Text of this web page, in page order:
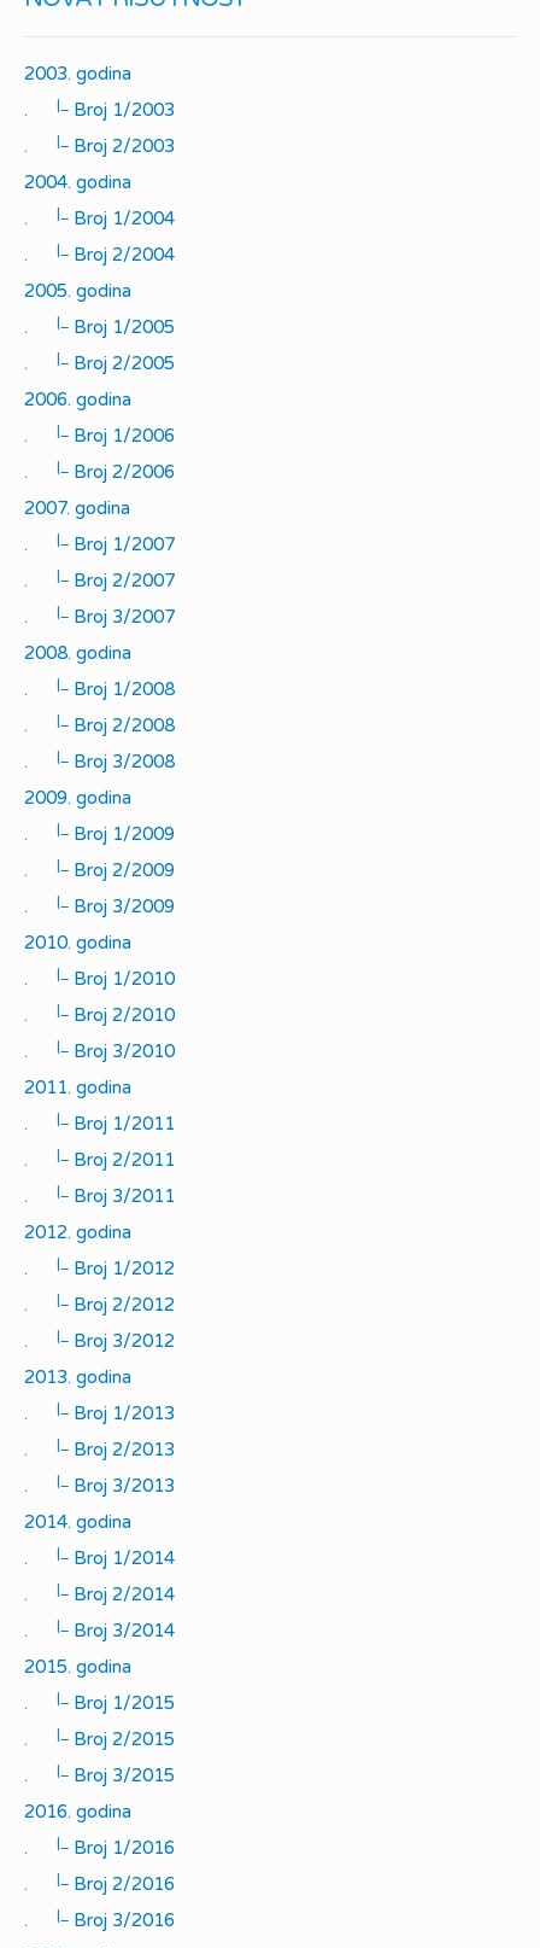
2003. godina
.
|_
Broj 1/2003
.
|_
Broj 2/2003
2004. godina
.
|_
Broj 1/2004
.
|_
Broj 2/2004
2005. godina
.
|_
Broj 1/2005
.
|_
Broj 2/2005
2006. godina
.
|_
Broj 1/2006
.
|_
Broj 2/2006
2007. godina
.
|_
Broj 1/2007
.
|_
Broj 2/2007
.
|_
Broj 3/2007
2008. godina
.
|_
Broj 1/2008
.
|_
Broj 2/2008
.
|_
Broj 3/2008
2009. godina
.
|_
Broj 1/2009
.
|_
Broj 2/2009
.
|_
Broj 3/2009
2010. godina
.
|_
Broj 1/2010
.
|_
Broj 2/2010
.
|_
Broj 3/2010
2011. godina
.
|_
Broj 1/2011
.
|_
Broj 2/2011
.
|_
Broj 3/2011
2012. godina
.
|_
Broj 1/2012
.
|_
Broj 2/2012
.
|_
Broj 3/2012
2013. godina
.
|_
Broj 1/2013
.
|_
Broj 2/2013
.
|_
Broj 3/2013
2014. godina
.
|_
Broj 1/2014
.
|_
Broj 2/2014
.
|_
Broj 3/2014
2015. godina
.
|_
Broj 1/2015
.
|_
Broj 2/2015
.
|_
Broj 3/2015
2016. godina
.
|_
Broj 1/2016
.
|_
Broj 2/2016
.
|_
Broj 3/2016